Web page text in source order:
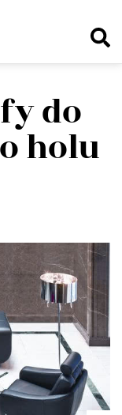
do
holu